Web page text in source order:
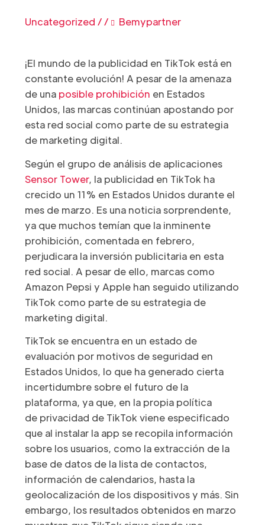
Uncategorized / / Bemypartner
¡El mundo de la publicidad en TikTok está en
constante evolución! A pesar de la amenaza
de una posible prohibición en Estados
Unidos, las marcas continúan apostando por
esta red social como parte de su estrategia
de marketing digital.
Según el grupo de análisis de aplicaciones
Sensor Tower, la publicidad en TikTok ha
crecido un 11% en Estados Unidos durante el
mes de marzo. Es una noticia sorprendente,
ya que muchos temían que la inminente
prohibición, comentada en febrero,
perjudicara la inversión publicitaria en esta
red social. A pesar de ello, marcas como
Amazon Pepsi y Apple han seguido utilizando
TikTok como parte de su estrategia de
marketing digital.
TikTok se encuentra en un estado de
evaluación por motivos de seguridad en
Estados Unidos, lo que ha generado cierta
incertidumbre sobre el futuro de la
plataforma, ya que, en la propia política
de privacidad de TikTok viene especificado
que al instalar la app se recopila información
sobre los usuarios, como la extracción de la
base de datos de la lista de contactos,
información de calendarios, hasta la
geolocalización de los dispositivos y más. Sin
embargo, los resultados obtenidos en marzo